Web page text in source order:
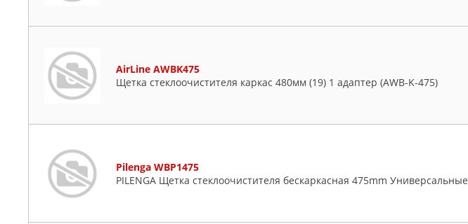
AirLine AWBK475
Щетка стеклоочистителя каркас 480мм (19) 1 адаптер (AWB-K-475)
Pilenga WBP1475
PILENGA Щетка стеклоочистителя бескаркасная 475mm Универсальные